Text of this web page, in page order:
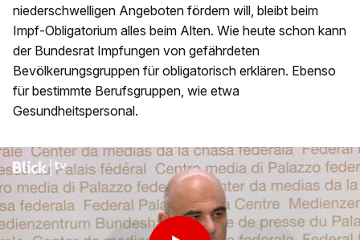
niederschwelligen Angeboten fördern will, bleibt beim
Impf-Obligatorium alles beim Alten. Wie heute schon kann
der Bundesrat Impfungen von gefährdeten
Bevölkerungsgruppen für obligatorisch erklären. Ebenso
für bestimmte Berufsgruppen, wie etwa
Gesundheitspersonal.